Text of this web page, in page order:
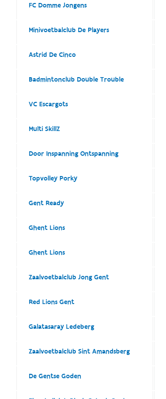
FC Domme Jongens
Minivoetbalclub De Players
Astrid De Cinco
Badmintonclub Double Trouble
VC Escargots
Multi SkillZ
Door Inspanning Ontspanning
Topvolley Porky
Gent Ready
Ghent Lions
Ghent Lions
Zaalvoetbalclub Jong Gent
Red Lions Gent
Galatasaray Ledeberg
Zaalvoetbalclub Sint Amandsberg
De Gentse Goden